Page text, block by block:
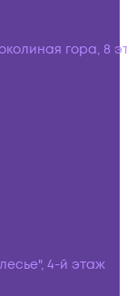
гора, 8
4-й этаж